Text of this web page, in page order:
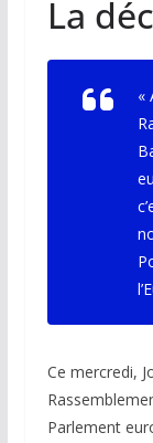
La
«
Ce mercredi,
Parlement